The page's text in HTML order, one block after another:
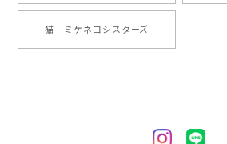
2024/05/04
2024/05/04
猫 ミケネコシスターズ